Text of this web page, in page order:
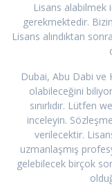
Lisans alabilmek
gerekmektedir.
Lisans alındıktan
Dubai, Abu Dabi ve
olabileceğini
sınırlıdır. Lütfen
inceleyin.
verilecektir.
uzmanlaşmış
gelebilecek birçok